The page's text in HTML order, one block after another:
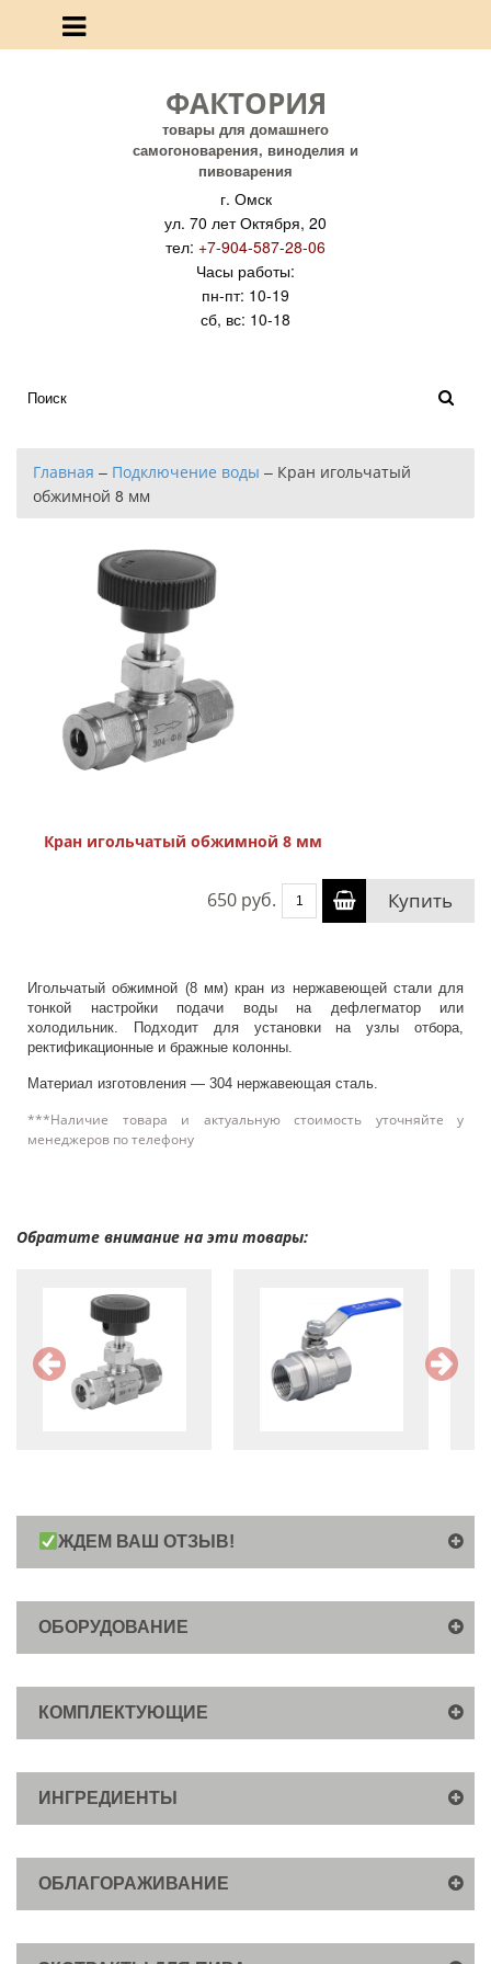
ФАКТОРИЯ
товары для домашнего
самогоноварения, виноделия и
пивоварения
г. Омск
ул. 70 лет Октября, 20
тел: +7-904-587-28-06
Часы работы:
пн-пт: 10-19
сб, вс: 10-18
Главная – Подключение воды – Кран игольчатый
обжимной 8 мм
Кран игольчатый обжимной 8 мм
650 руб. Купить
Игольчатый обжимной (8 мм) кран из нержавеющей стали для
тонкой настройки подачи воды на дефлегматор или
холодильник. Подходит для установки на узлы отбора,
ректификационные и бражные колонны.
Материал изготовления — 304 нержавеющая сталь.
***Наличие товара и актуальную стоимость уточняйте у
менеджеров по телефону
Обратите внимание на эти товары:
ЖДЕМ ВАШ ОТЗЫВ!
ОБОРУДОВАНИЕ
КОМПЛЕКТУЮЩИЕ
ИНГРЕДИЕНТЫ
ОБЛАГОРАЖИВАНИЕ